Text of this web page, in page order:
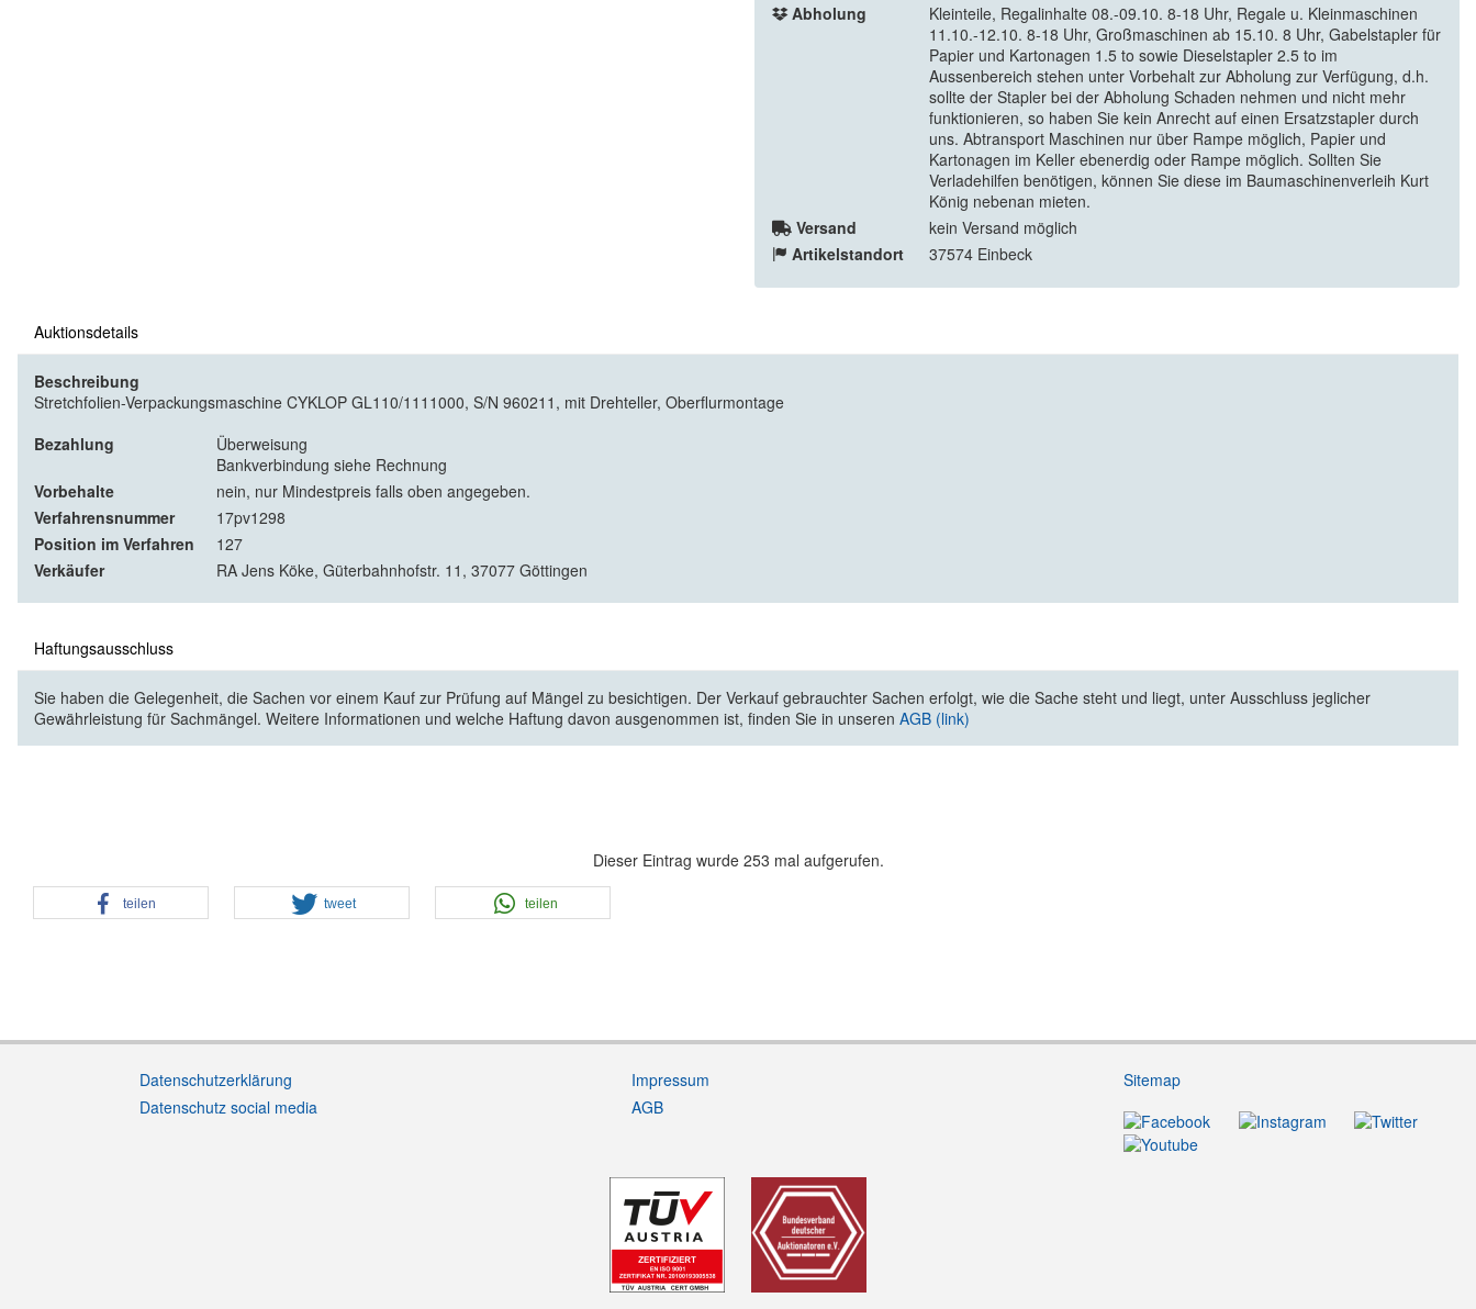
Abholung
Kleinteile, Regalinhalte 08.-09.10. 8-18 Uhr, Regale u. Kleinmaschinen
11.10.-12.10. 8-18 Uhr, Großmaschinen ab 15.10. 8 Uhr, Gabelstapler für
Papier und Kartonagen 1.5 to sowie Dieselstapler 2.5 to im
Aussenbereich stehen unter Vorbehalt zur Abholung zur Verfügung, d.h.
sollte der Stapler bei der Abholung Schaden nehmen und nicht mehr
funktionieren, so haben Sie kein Anrecht auf einen Ersatzstapler durch
uns. Abtransport Maschinen nur über Rampe möglich, Papier und
Kartonagen im Keller ebenerdig oder Rampe möglich. Sollten Sie
Verladehilfen benötigen, können Sie diese im Baumaschinenverleih Kurt
König nebenan mieten.
Versand
kein Versand möglich
Artikelstandort
37574 Einbeck
Auktionsdetails
Beschreibung
Stretchfolien-Verpackungsmaschine CYKLOP GL110/1111000, S/N 960211, mit Drehteller, Oberflurmontage
Bezahlung
Überweisung
Bankverbindung siehe Rechnung
Vorbehalte
nein, nur Mindestpreis falls oben angegeben.
Verfahrensnummer
17pv1298
Position im Verfahren
127
Verkäufer
RA Jens Köke, Güterbahnhofstr. 11, 37077 Göttingen
Haftungsausschluss
Sie haben die Gelegenheit, die Sachen vor einem Kauf zur Prüfung auf Mängel zu besichtigen. Der Verkauf gebrauchter Sachen erfolgt, wie die Sache steht und liegt, unter Ausschluss jeglicher
Gewährleistung für Sachmängel. Weitere Informationen und welche Haftung davon ausgenommen ist, finden Sie in unseren AGB (link)
Dieser Eintrag wurde 253 mal aufgerufen.
teilen tweet teilen
Datenschutzerklärung
Datenschutz social media
Impressum
AGB
Sitemap